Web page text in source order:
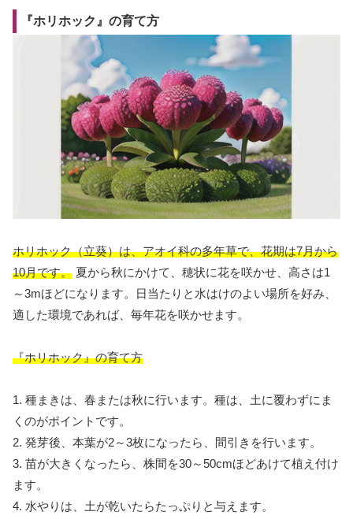
『ホリホック』の育て方
ホリホック（立葵）は、アオイ科の多年草で、花期は7月から
10月です。 夏から秋にかけて、穂状に花を咲かせ、高さは1
～3mほどになります。日当たりと水はけのよい場所を好み、
適した環境であれば、毎年花を咲かせます。
『ホリホック』の育て方
1. 種まきは、春または秋に行います。種は、土に覆わずにま
くのがポイントです。
2. 発芽後、本葉が2～3枚になったら、間引きを行います。
3. 苗が大きくなったら、株間を30～50cmほどあけて植え付け
ます。
4. 水やりは、土が乾いたらたっぷりと与えます。